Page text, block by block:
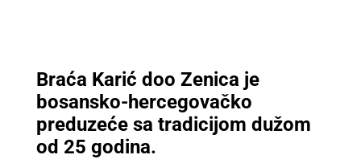
Braća Karić doo Zenica je
bosansko-hercegovačko
preduzeće sa tradicijom dužom
od 25 godina.